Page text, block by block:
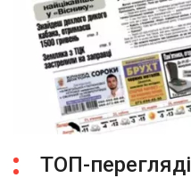
ТОП-